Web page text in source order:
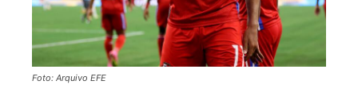
Foto: Arquivo EFE